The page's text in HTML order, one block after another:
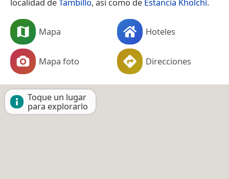
Mapa Hoteles
Mapa foto Direcciones
Toque un lugar
para explorarlo